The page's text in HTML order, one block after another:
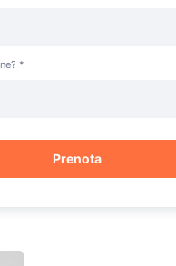
*